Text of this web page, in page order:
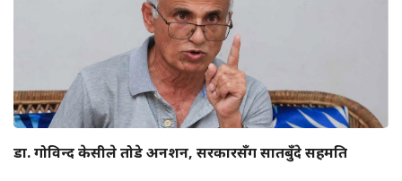
डा. गोविन्द केसीले तोडे अनशन, सरकारसँग सातबुँदे सहमति